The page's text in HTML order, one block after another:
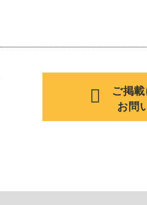
ご掲
お問